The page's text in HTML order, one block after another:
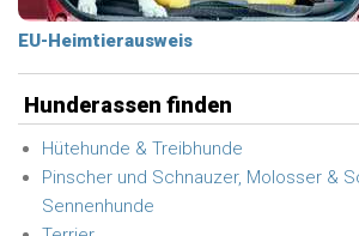
EU-Heimtierausweis
Hunderassen finden
Hütehunde & Treibhunde
Pinscher und Schnauzer, Molosser &
Sennenhunde